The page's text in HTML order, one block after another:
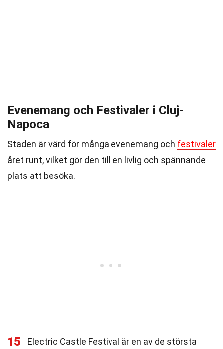
Evenemang och Festivaler i Cluj-
Napoca
Staden är värd för många evenemang och festivaler
året runt, vilket gör den till en livlig och spännande
plats att besöka.
15
Electric Castle Festival är en av de största